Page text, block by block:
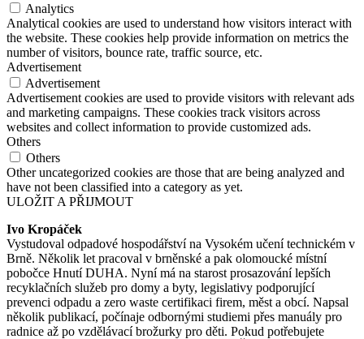
Analytics
Analytical cookies are used to understand how visitors interact with
the website. These cookies help provide information on metrics the
number of visitors, bounce rate, traffic source, etc.
Advertisement
Advertisement
Advertisement cookies are used to provide visitors with relevant ads
and marketing campaigns. These cookies track visitors across
websites and collect information to provide customized ads.
Others
Others
Other uncategorized cookies are those that are being analyzed and
have not been classified into a category as yet.
ULOŽIT A PŘIJMOUT
Ivo Kropáček
Vystudoval odpadové hospodářství na Vysokém učení technickém v
Brně. Několik let pracoval v brněnské a pak olomoucké místní
pobočce Hnutí DUHA. Nyní má na starost prosazování lepších
recyklačních služeb pro domy a byty, legislativy podporující
prevenci odpadu a zero waste certifikaci firem, měst a obcí. Napsal
několik publikací, počínaje odbornými studiemi přes manuály pro
radnice až po vzdělávací brožurky pro děti. Pokud potřebujete